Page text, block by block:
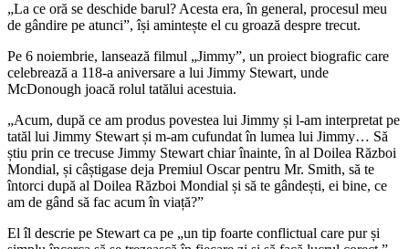
„La ce oră se deschide barul? Acesta era, în general, procesul meu
de gândire pe atunci”, își amintește el cu groază despre trecut.
Pe 6 noiembrie, lansează filmul „Jimmy”, un proiect biografic care
celebrează a 118-a aniversare a lui Jimmy Stewart, unde
McDonough joacă rolul tatălui acestuia.
„Acum, după ce am produs povestea lui Jimmy și l-am interpretat pe
tatăl lui Jimmy Stewart și m-am cufundat în lumea lui Jimmy… Să
știu prin ce trecuse Jimmy Stewart chiar înainte, în al Doilea Război
Mondial, și câștigase deja Premiul Oscar pentru Mr. Smith, să te
întorci după al Doilea Război Mondial și să te gândești, ei bine, ce
am de gând să fac acum în viață?”
El îl descrie pe Stewart ca pe „un tip foarte conflictual care pur și